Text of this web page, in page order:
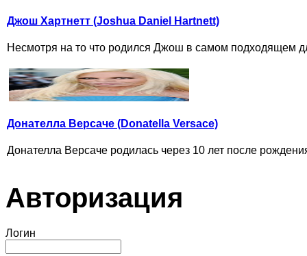
Джош Хартнетт (Joshua Daniel Hartnett)
Несмотря на то что родился Джош в самом подходящем
Донателла Версаче (Donatella Versace)
Донателла Версаче родилась через 10 лет после
Авторизация
Логин